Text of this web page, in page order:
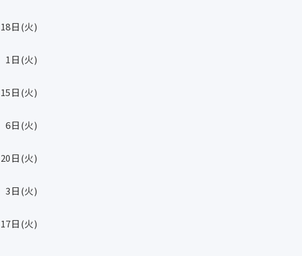
18日(火)
1 日(火)
15日(火)
6日(火)
20日(火)
3日(火)
17日(火)